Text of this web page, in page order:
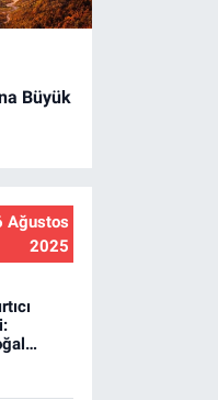
Büyük
Ağustos
2025